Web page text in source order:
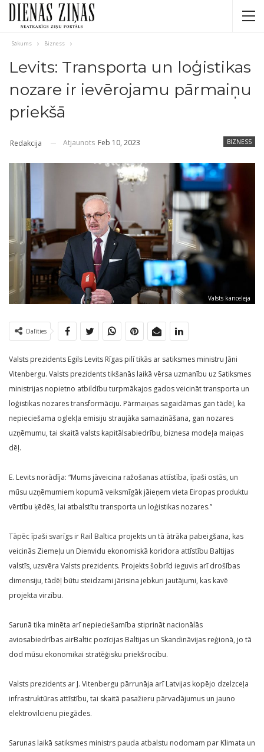
Sākums Bizness
Levits: Transporta un loģistikas
nozare ir ievērojamu pārmaiņu
priekšā
BIZNESS
Redakcija Atjaunots Feb 10, 2023
Valsts kanceleja
Dalīties
Valsts prezidents Egils Levits Rīgas pilī tikās ar satiksmes ministru Jāni
Vitenbergu. Valsts prezidents tikšanās laikā vērsa uzmanību uz Satiksmes
ministrijas nopietno atbildību turpmākajos gados veicināt transporta un
loģistikas nozares transformāciju. Pārmaiņas sagaidāmas gan tādēļ, ka
nepieciešama oglekļa emisiju straujāka samazināšana, gan nozares
uzņēmumu, tai skaitā valsts kapitālsabiedrību, biznesa modeļa maiņas
dēļ.
E. Levits norādīja: “Mums jāveicina ražošanas attīstība, īpaši ostās, un
mūsu uzņēmumiem kopumā veiksmīgāk jāieņem vieta Eiropas produktu
vērtību ķēdēs, lai atbalstītu transporta un loģistikas nozares.”
Tāpēc īpaši svarīgs ir Rail Baltica projekts un tā ātrāka pabeigšana, kas
veicinās Ziemeļu un Dienvidu ekonomiskā koridora attīstību Baltijas
valstīs, uzsvēra Valsts prezidents. Projekts šobrīd ieguvis arī drošības
dimensiju, tādēļ būtu steidzami jārisina jebkuri jautājumi, kas kavē
projekta virzību.
Sarunā tika minēta arī nepieciešamība stiprināt nacionālās
aviosabiedrības airBaltic pozīcijas Baltijas un Skandināvijas reģionā, jo tā
dod mūsu ekonomikai stratēģisku priekšrocību.
Valsts prezidents ar J. Vitenbergu pārrunāja arī Latvijas kopējo dzelzceļa
infrastruktūras attīstību, tai skaitā pasažieru pārvadājumus un jauno
elektrovilcienu piegādes.
Sarunas laikā satiksmes ministrs pauda atbalstu nodomam par Klimata un